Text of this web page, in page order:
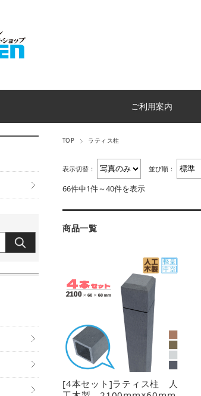
ご利用案内
TOP ラティス柱
表示切替： 並び順：
66件中1件～40件を表示
商品一覧
[4本セット]ラティス柱 人